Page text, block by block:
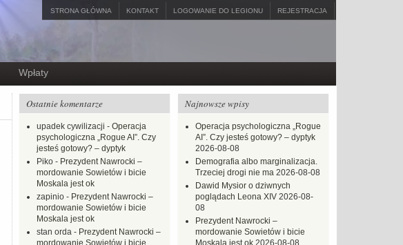
STRONA GŁÓWNA KONTAKT LOGOWANIE DO LEGIONU REJESTRACJA
Wpłaty
Najnowsze wpisy
Operacja psychologiczna „Rogue
AI”. Czy jesteś gotowy? – dyptyk
2026-08-08
Demografia albo marginalizacja.
Trzeciej drogi nie ma 2026-08-08
Dawid Mysior o dziwnych
poglądach Leona XIV 2026-08-
08
Prezydent Nawrocki –
mordowanie Sowietów i bicie
Moskala jest ok 2026-08-08
Ostatnie komentarze
upadek cywilizacji - Operacja
psychologiczna „Rogue AI”. Czy
jesteś gotowy? – dyptyk
Piko - Prezydent Nawrocki –
mordowanie Sowietów i bicie
Moskala jest ok
zapinio - Prezydent Nawrocki –
mordowanie Sowietów i bicie
Moskala jest ok
stan orda - Prezydent Nawrocki –
mordowanie Sowietów i bicie